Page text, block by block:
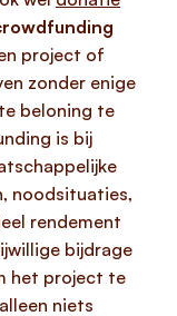
project of
zonder enige
beloning te
is bij
noodsituaties,
rendement
bijdrage
het project te
niets